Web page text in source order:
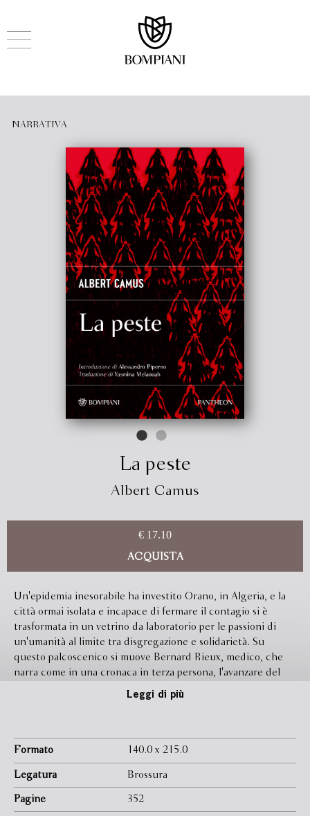
NARRATIVA
La peste
Albert Camus
€ 17.10
ACQUISTA
Un'epidemia inesorabile ha investito Orano, in Algeria, e la
città ormai isolata e incapace di fermare il contagio si è
trasformata in un vetrino da laboratorio per le passioni di
un'umanità al limite tra disgregazione e solidarietà. Su
questo palcoscenico si muove Bernard Rieux, medico, che
narra come in una cronaca in terza persona, l'avanzare del
burocratico e dal più gretto egoismo. Gli abitanti della città
in cure; chi trova rifugio nella fede religiosa, chi, incapace di
"essere felice da solo", nell'edonismo o nel semplice
sentimento del dovere. Pubblicato nel 1947,
un'opera capitale nella produzione di Camus, un romanzo di
cronaca corale che sfiora e supera la confessione.
Leggi di più
Formato 140.0 x 215.0
Legatura Brossura
Pagine 352